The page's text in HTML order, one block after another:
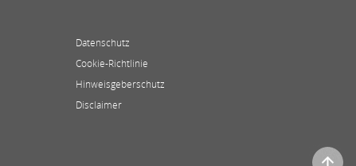
Datenschutz
Cookie-Richtlinie
Hinweisgeberschutz
Disclaimer